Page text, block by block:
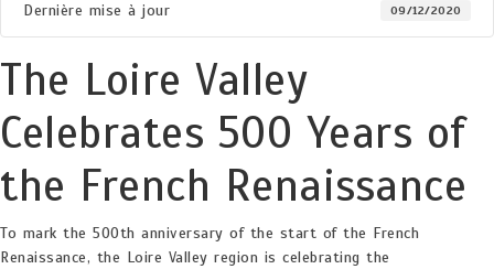
Dernière mise à jour 09/12/2020
The Loire Valley
Celebrates 500 Years of
the French Renaissance
To mark the 500th anniversary of the start of the French
Renaissance, the Loire Valley region is celebrating the